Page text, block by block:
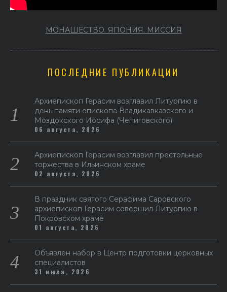
МОНАШЕСТВО. ЯПОНИЯ. МИССИЯ
ПОСЛЕДНИЕ ПУБЛИКАЦИИ
Архиепископ Герасим возглавил Литургию в
день памяти епископа Владикавказского и
Моздокского Иосифа (Чепиговского)
06 августа, 2026
Архиепископ Герасим возглавил престольные
торжества в Ильинском храме
02 августа, 2026
В праздник святого Серафима Саровского
архиепископ Герасим совершил Литургию в
Покровском храме
01 августа, 2026
Объявлен набор в Центр подготовки церковных
специалистов
31 июля, 2026